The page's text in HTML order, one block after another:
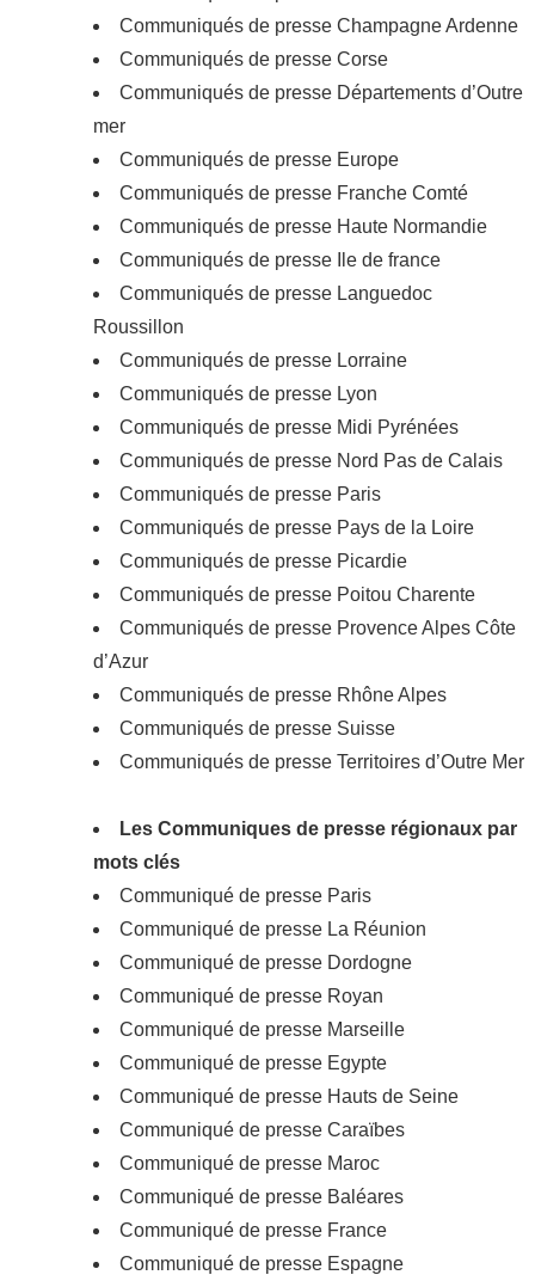
Communiqués de presse Champagne Ardenne
Communiqués de presse Corse
Communiqués de presse Départements d’Outre
mer
Communiqués de presse Europe
Communiqués de presse Franche Comté
Communiqués de presse Haute Normandie
Communiqués de presse Ile de france
Communiqués de presse Languedoc
Roussillon
Communiqués de presse Lorraine
Communiqués de presse Lyon
Communiqués de presse Midi Pyrénées
Communiqués de presse Nord Pas de Calais
Communiqués de presse Paris
Communiqués de presse Pays de la Loire
Communiqués de presse Picardie
Communiqués de presse Poitou Charente
Communiqués de presse Provence Alpes Côte
d’Azur
Communiqués de presse Rhône Alpes
Communiqués de presse Suisse
Communiqués de presse Territoires d’Outre Mer
Les Communiques de presse régionaux par
mots clés
Communiqué de presse Paris
Communiqué de presse La Réunion
Communiqué de presse Dordogne
Communiqué de presse Royan
Communiqué de presse Marseille
Communiqué de presse Egypte
Communiqué de presse Hauts de Seine
Communiqué de presse Caraïbes
Communiqué de presse Maroc
Communiqué de presse Baléares
Communiqué de presse France
Communiqué de presse Espagne